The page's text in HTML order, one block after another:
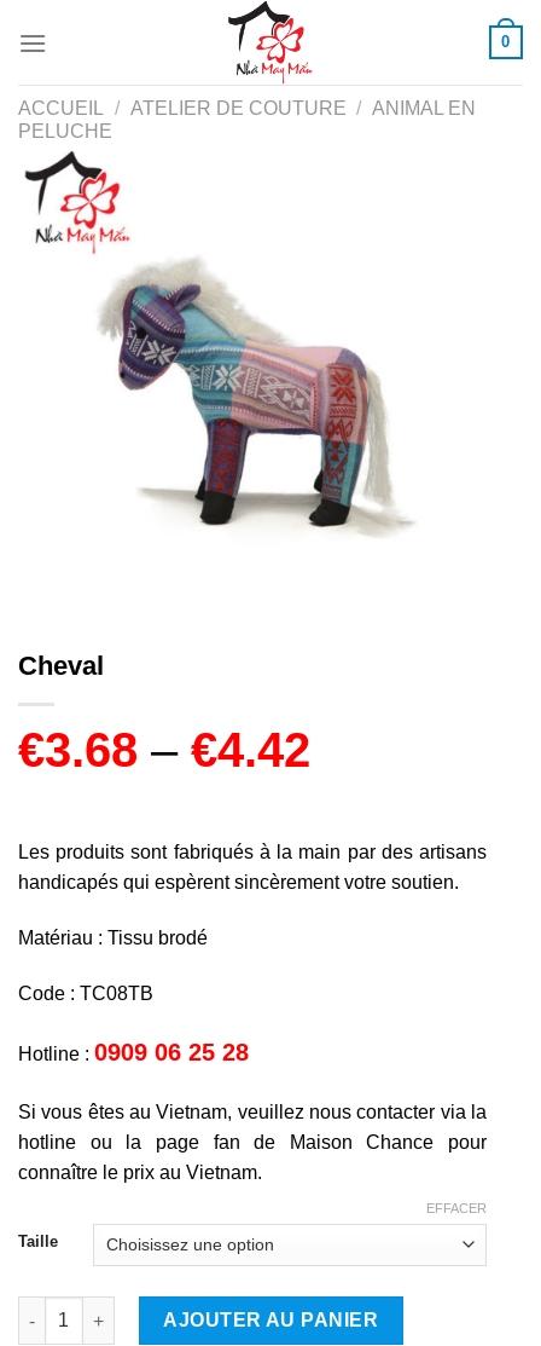
0
ACCUEIL / ATELIER DE COUTURE / ANIMAL EN
PELUCHE
Cheval
€3.68 – €4.42
Les produits sont fabriqués à la main par des artisans
handicapés qui espèrent sincèrement votre soutien.
Matériau : Tissu brodé
Code : TC08TB
Hotline : 0909 06 25 28
Si vous êtes au Vietnam, veuillez nous contacter via la
hotline ou la page fan de Maison Chance pour
connaître le prix au Vietnam.
Taille
EFFACER
quantité de Cheval
AJOUTER AU PANIER